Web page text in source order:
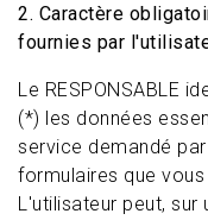
2. Caractère
fournies par
Le RESPONSABLE
(*) les données
service demandé
formulaires que
L'utilisateur peut,